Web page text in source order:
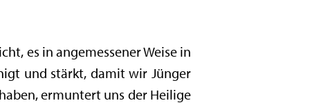
es in angemessener Weise in
und stärkt, damit wir Jünger
ermuntert uns der Heilige